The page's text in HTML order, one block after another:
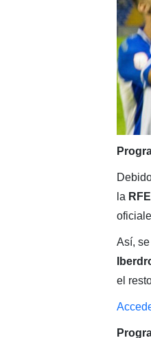
la
Así,
el